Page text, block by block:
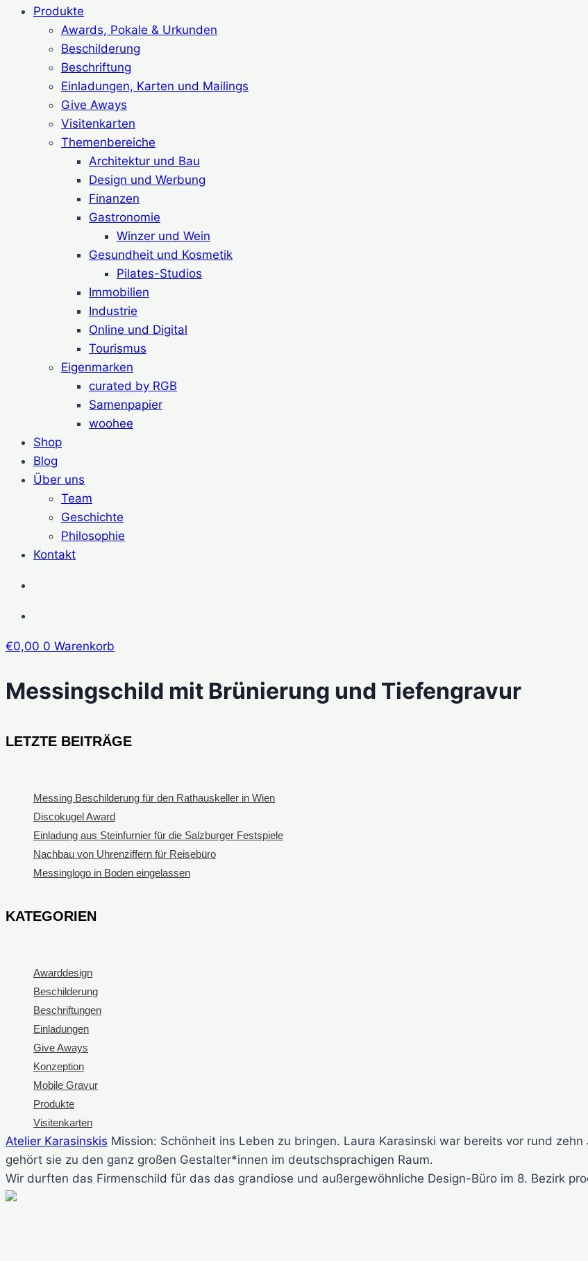
Produkte
Awards, Pokale & Urkunden
Beschilderung
Beschriftung
Einladungen, Karten und Mailings
Give Aways
Visitenkarten
Themenbereiche
Architektur und Bau
Design und Werbung
Finanzen
Gastronomie
Winzer und Wein
Gesundheit und Kosmetik
Pilates-Studios
Immobilien
Industrie
Online und Digital
Tourismus
Eigenmarken
curated by RGB
Samenpapier
woohee
Shop
Blog
Über uns
Team
Geschichte
Philosophie
Kontakt
€0,00 0 Warenkorb
Messingschild mit Brünierung und Tiefengravur
LETZTE BEITRÄGE
Messing Beschilderung für den Rathauskeller in Wien
Discokugel Award
Einladung aus Steinfurnier für die Salzburger Festspiele
Nachbau von Uhrenziffern für Reisebüro
Messinglogo in Boden eingelassen
KATEGORIEN
Awarddesign
Beschilderung
Beschriftungen
Einladungen
Give Aways
Konzeption
Mobile Gravur
Produkte
Visitenkarten
Atelier Karasinskis Mission: Schönheit ins Leben zu bringen. Laura Karasinski war bereits vor rund
gehört sie zu den ganz großen Gestalter*innen im deutschsprachigen Raum.
Wir durften das Firmenschild für das das grandiose und außergewöhnliche Design-Büro im 8. Bezirk